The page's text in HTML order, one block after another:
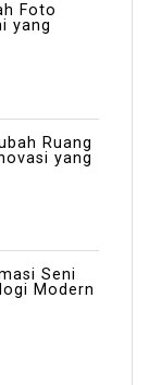
Foto
yang
Ruang
yang
Seni
Modern